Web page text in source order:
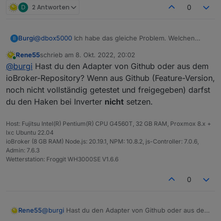
werden können. Dazu gibt es jetzt einen neuen Tab
eingetragen und der User kann dann per Haken
nicht.
Als letzte Neuerung ist hinzugekommen, dass
Dunkelheit noch 3-10 W Ertrag (letzter an die Cloud
übermittelter Wert) angezeigt werden. Das kann man
entsprechend dem eigenen Anspruch anpassen.
Für Fragen und Anregungen habe ich immer ein
offenes Ohr. Bin mal gespannt, wie viele User diesen
Adapter einsetzen werden.
D 2 Antworten 0
B Burgi@dbox5000 Ich habe das gleiche Problem. Welchen
Bei mir im Log steht
solarmanpv.0 info Terminated
(ADAPTER_REQUESTED_TERMINATION): Everything
done. Going to terminate till next schedule
solarmanpv.0 warn [initializeStation] error: TypeError:
response.data.stationList is not iterable
raschy/ioBroker.solarmanpv#3f0.....f7c0) in
/opt/iobroker/node_modules/iobroker.solarmanpv, node:
v16.17.0, js-controller: 4.0.23
Ich hab den mi600.
Zugangsdaten sind da.
Wo liegt mein Problem?
Vielen Dank im Voraus!
Thomas
Online
Rene55schrieb am 8. Okt. 2022, 20:02
zuletzt editiert von
@burgi Hast du den Adapter von Github oder aus dem
ioBroker-Repository? Wenn aus Github (Feature-Version,
noch nicht vollständig getestet und freigegeben) darfst
du den Haken bei Inverter nicht setzen.
Host: Fujitsu Intel(R) Pentium(R) CPU G4560T, 32 GB RAM, Proxmox 8.x +
lxc Ubuntu 22.04
ioBroker (8 GB RAM) Node.js: 20.19.1, NPM: 10.8.2, js-Controller: 7.0.6,
Admin: 7.6.3
Wetterstation: Froggit WH3000SE V1.6.6
0
Rene55@burgi Hast du den Adapter von Github oder aus dem